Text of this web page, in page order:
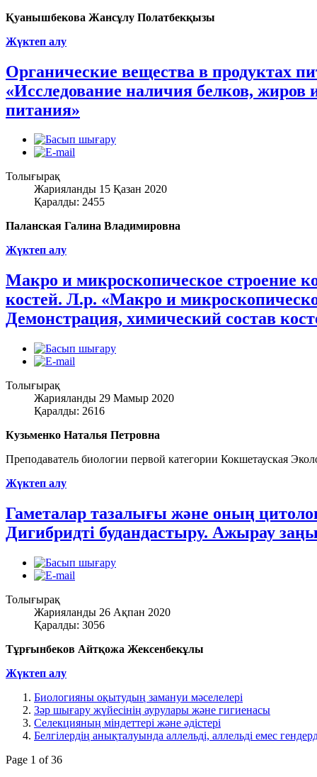
Қуанышбекова Жансұлу Полатбекқызы
Жүктеп алу
Органические вещества в продуктах
«Исследование наличия белков, жиров
питания»
Толығырақ
Жарияланды 15 Қазан 2020
Қаралды: 2455
Паланская Галина Владимировна
Жүктеп алу
Макро и микроскопическое строение
костей. Л.р. «Макро и
Демонстрация, химический состав
Толығырақ
Жарияланды 29 Мамыр 2020
Қаралды: 2616
Кузьменко Наталья Петровна
Преподаватель биологии первой категории Кокшетауская
Жүктеп алу
Гаметалар тазалығы және оның
Дигибридті будандастыру. Ажырау
Толығырақ
Жарияланды 26 Ақпан 2020
Қаралды: 3056
Тұрғынбеков Айтқожа Жексенбекұлы
Жүктеп алу
Биологияны оқытудың замануи мәселелері
Зәр шығару жүйесінің аурулары және гигиенасы
Селекцияның міндеттері және әдістері
Белгілердің анықталуында аллельді, аллельді емес
Page 1 of 36